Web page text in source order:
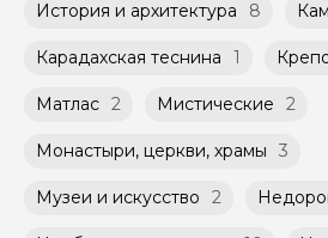
История и архитектура 8
Карадахская теснина 1
Матлас 2 Мистические 2
Монастыри, церкви, храмы 3
Музеи и искусство 2